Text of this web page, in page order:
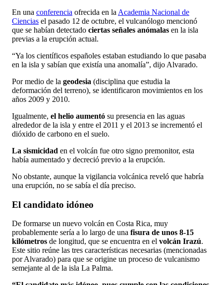
En una conferencia ofrecida en la Academia Nacional de
Ciencias el pasado 12 de octubre, el vulcanólogo mencionó
que se habían detectado ciertas señales anómalas en la isla
previas a la erupción actual.
“Ya los científicos españoles estaban estudiando lo que pasaba
en la isla y sabían que existía una anomalía”, dijo Alvarado.
Por medio de la geodesia (disciplina que estudia la
deformación del terreno), se identificaron movimientos en los
años 2009 y 2010.
Igualmente, el helio aumentó su presencia en las aguas
alrededor de la isla y entre el 2011 y el 2013 se incrementó el
dióxido de carbono en el suelo.
La sismicidad en el volcán fue otro signo premonitor, esta
había aumentado y decreció previo a la erupción.
No obstante, aunque la vigilancia volcánica reveló que habría
una erupción, no se sabía el día preciso.
El candidato idóneo
De formarse un nuevo volcán en Costa Rica, muy
probablemente sería a lo largo de una fisura de unos 8-15
kilómetros de longitud, que se encuentra en el volcán Irazú.
Este sitio reúne las tres características necesarias (mencionadas
por Alvarado) para que se origine un proceso de vulcanismo
semejante al de la isla La Palma.